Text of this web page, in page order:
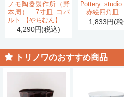
ノモ陶器製作所（野
本周）｜7寸皿 コバ
ルト 【やちむん】
4,290円(税込)
Pottery studio
｜赤絵四角皿
1,833円(
トリノワのおすすめ商品